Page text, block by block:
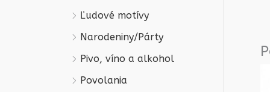
Ľudové motívy
Narodeniny/Párty
Pivo, víno a alkohol
Povolania